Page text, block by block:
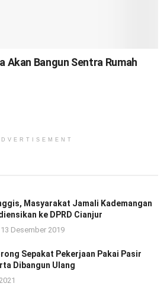
Akan Bangun Sentra Rumah
Masyarakat Jamali Kademangan
ke DPRD Cianjur
Desember 2019
Sepakat Pekerjaan Pakai Pasir
Dibangun Ulang